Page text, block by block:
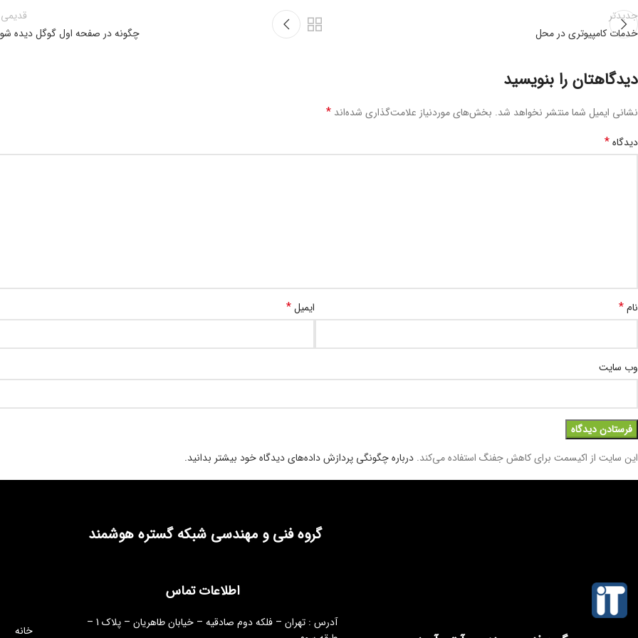
جدیدتر
خدمات کامپیوتری در محل
چگونه در صفحه اول گوگل دیده
دیدگاهتان را بنویسید
نشانی ایمیل شما منتشر نخواهد شد. بخش‌های موردنیاز علامت‌گذاری شده‌اند *
دیدگاه*
نام* ایمیل*
وب‌ سایت
این سایت از اکیسمت برای کاهش جفنگ استفاده می‌کند. درباره چگونگی پردازش داده‌های دیدگاه خود بیشتر بدانید.
گروه فنی و مهندسی شبکه گستره هوشمند
اطلاعات تماس
آدرس : تهران – فلکه دوم صادقیه – خیابان طاهریان – پلاک 1 –
خانه